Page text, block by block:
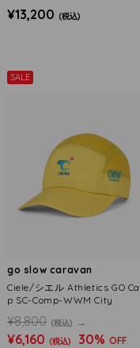
¥13,200 (税込)
SALE
go slow caravan
Ciele/シエル Athletics GO Ca
p SC-Comp-WWM City
¥8,800 (税込)
¥6,160 (税込) 30% OFF